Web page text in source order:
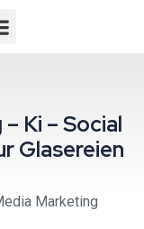
Ki – Social
Glasereien
Marketing